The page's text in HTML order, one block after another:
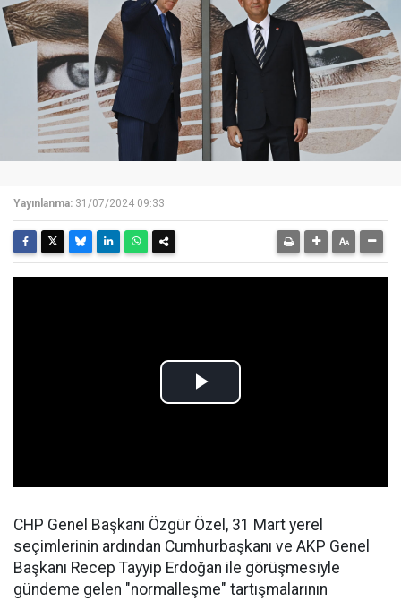
Yayınlanma: 31/07/2024 09:33
CHP Genel Başkanı Özgür Özel, 31 Mart yerel
seçimlerinin ardından Cumhurbaşkanı ve AKP Genel
Başkanı Recep Tayyip Erdoğan ile görüşmesiyle
gündeme gelen "normalleşme" tartışmalarının